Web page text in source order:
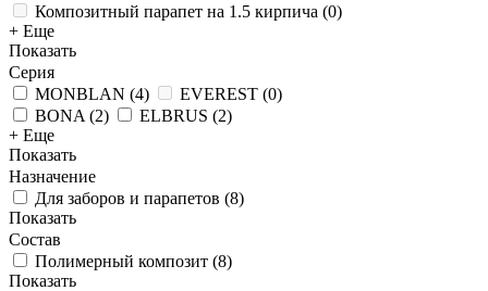
Композитный парапет на 1.5 кирпича (0)
+ Еще
Показать
Серия
MONBLAN (4) EVEREST (0)
BONA (2) ELBRUS (2)
+ Еще
Показать
Назначение
Для заборов и парапетов (8)
Показать
Состав
Полимерный композит (8)
Показать